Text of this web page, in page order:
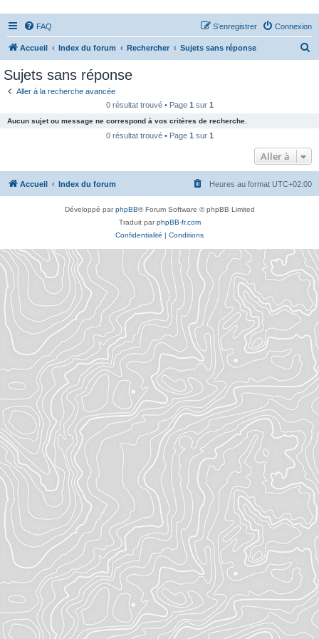
FAQ Connexion
S’enregistrer
Accueil Index du forum Rechercher Sujets sans réponse
c
e
Sujets sans réponse
Aller à la recherche avancée
0 résultat trouvé • Page 1 sur 1
Aucun sujet ou message ne correspond à vos critères de recherche.
0 résultat trouvé • Page 1 sur 1
Aller à
Accueil Index du forum Heures au format UTC+02:00
Développé parphpBB® Forum Software © phpBB Limited
Traduit parphpBB-fr.com
Confidentialité | Conditions